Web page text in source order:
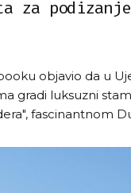
za
objavio da u
gradi luksuzni
fascinantnom